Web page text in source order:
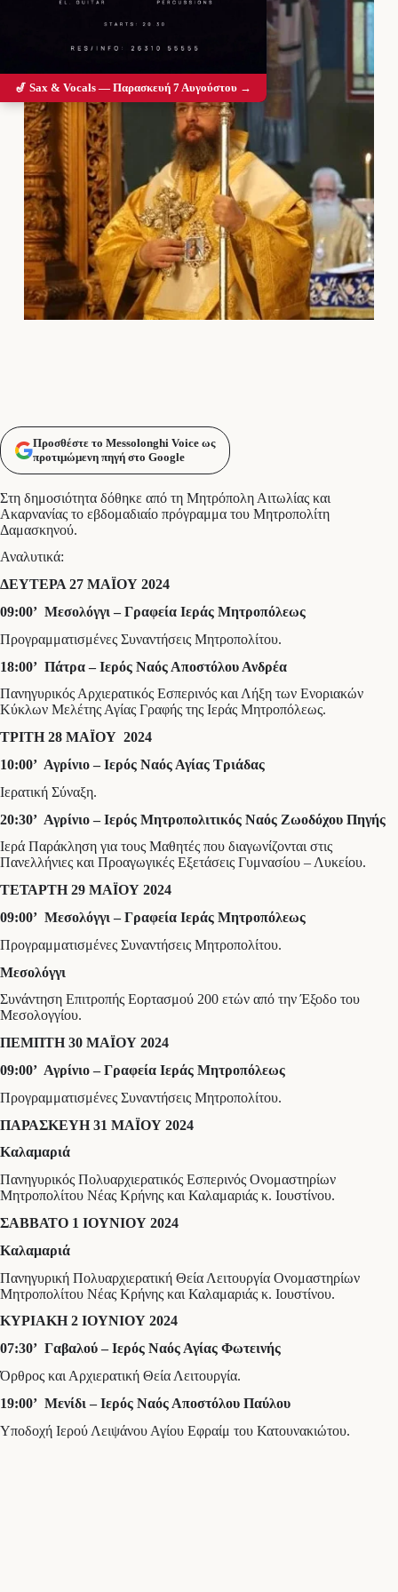
Προσθέστε το Messolonghi Voice ως
προτιμώμενη πηγή στο Google
Στη δημοσιότητα δόθηκε από τη Μητρόπολη Αιτωλίας και
Ακαρνανίας το εβδομαδιαίο πρόγραμμα του Μητροπολίτη
Δαμασκηνού.
Αναλυτικά:
ΔΕΥΤΕΡΑ 27 ΜΑΪΟΥ 2024
09:00’ Μεσολόγγι – Γραφεία Ιεράς Μητροπόλεως
Προγραμματισμένες Συναντήσεις Μητροπολίτου.
18:00’ Πάτρα – Ιερός Ναός Αποστόλου Ανδρέα
Πανηγυρικός Αρχιερατικός Εσπερινός και Λήξη των Ενοριακών
Κύκλων Μελέτης Αγίας Γραφής της Ιεράς Μητροπόλεως.
ΤΡΙΤΗ 28 ΜΑΪΟΥ 2024
10:00’ Αγρίνιο – Ιερός Ναός Αγίας Τριάδας
Ιερατική Σύναξη.
20:30’ Αγρίνιο – Ιερός Μητροπολιτικός Ναός Ζωοδόχου Πηγής
Ιερά Παράκληση για τους Μαθητές που διαγωνίζονται στις
Πανελλήνιες και Προαγωγικές Εξετάσεις Γυμνασίου – Λυκείου.
ΤΕΤΑΡΤΗ 29 ΜΑΪΟΥ 2024
09:00’ Μεσολόγγι – Γραφεία Ιεράς Μητροπόλεως
Προγραμματισμένες Συναντήσεις Μητροπολίτου.
Μεσολόγγι
Συνάντηση Επιτροπής Εορτασμού 200 ετών από την Έξοδο του
Μεσολογγίου.
ΠΕΜΠΤΗ 30 ΜΑΪΟΥ 2024
09:00’ Αγρίνιο – Γραφεία Ιεράς Μητροπόλεως
Προγραμματισμένες Συναντήσεις Μητροπολίτου.
ΠΑΡΑΣΚΕΥΗ 31 ΜΑΪΟΥ 2024
Καλαμαριά
Πανηγυρικός Πολυαρχιερατικός Εσπερινός Ονομαστηρίων
Μητροπολίτου Νέας Κρήνης και Καλαμαριάς κ. Ιουστίνου.
ΣΑΒΒΑΤΟ 1 ΙΟΥΝΙΟΥ 2024
Καλαμαριά
Πανηγυρική Πολυαρχιερατική Θεία Λειτουργία Ονομαστηρίων
Μητροπολίτου Νέας Κρήνης και Καλαμαριάς κ. Ιουστίνου.
ΚΥΡΙΑΚΗ 2 ΙΟΥΝΙΟΥ 2024
07:30’ Γαβαλού – Ιερός Ναός Αγίας Φωτεινής
Όρθρος και Αρχιερατική Θεία Λειτουργία.
19:00’ Μενίδι – Ιερός Ναός Αποστόλου Παύλου
Υποδοχή Ιερού Λειψάνου Αγίου Εφραίμ του Κατουνακιώτου.
🎷 Sax & Vocals — Παρασκευή 7 Αυγούστου →